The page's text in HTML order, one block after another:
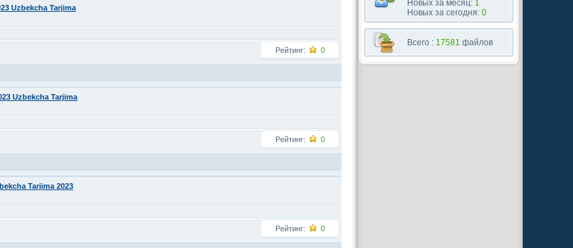
Uzbekcha Tarjima
Рейтинг: 0
Uzbekcha Tarjima
Рейтинг: 0
Tarjima 2023
Рейтинг: 0
Новых за месяц: 1
Новых за сегодня: 0
Всего : 17581 файлов